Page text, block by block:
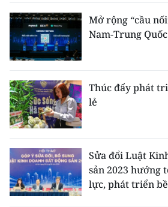
Mở rộng “cầu
Nam-Trung Quốc
Thúc đẩy phát
lẻ
Sửa đổi Luật
sản 2023 hướng
lực, phát triển